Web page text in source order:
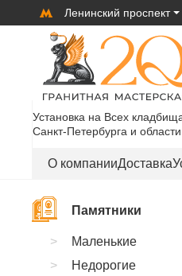
Ленинский проспект
Установка на Всех
Санкт-Петербурга и области
О компанииДоставка
Памятники
Маленькие
Недорогие